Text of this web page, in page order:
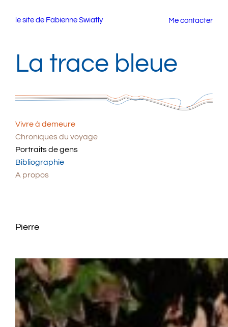
le site de Fabienne Swiatly Me contacter
La trace bleue
Vivre à demeure
Chroniques du voyage
Portraits de gens
Bibliographie
A propos
Pierre